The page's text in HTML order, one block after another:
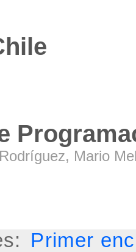
Mario
Primer